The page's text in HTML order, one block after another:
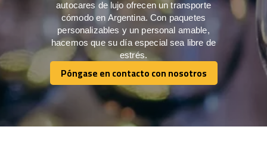
autocares de lujo ofrecen un transporte
cómodo en Argentina. Con paquetes
personalizables y un personal amable,
hacemos que su día especial sea libre de
estrés.
Póngase en contacto con nosotros
Póngase en contacto con nosotros